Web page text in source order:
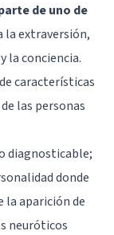
de uno de
la extraversión,
la conciencia.
características
las personas
diagnosticable;
donde
la aparición de
neuróticos